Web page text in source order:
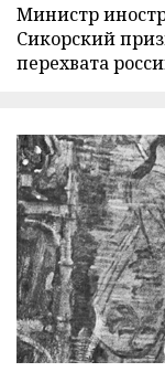
Министр
Сикорский
перехвата